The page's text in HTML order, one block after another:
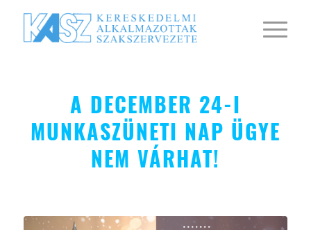
A DECEMBER 24-I
MUNKASZÜNETI NAP ÜGYE
NEM VÁRHAT!